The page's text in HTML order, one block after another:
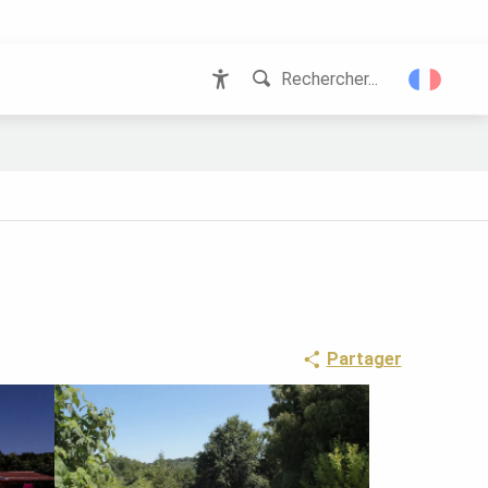
Rechercher...
Partager